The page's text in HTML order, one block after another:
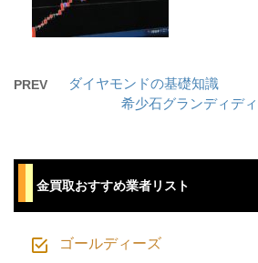
PREV ダイヤモンドの基礎知識
希少石グランディデ
⾦買取おすすめ業者リスト
ゴールディーズ